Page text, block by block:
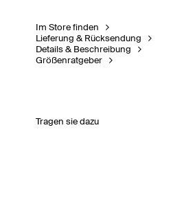
Im Store finden
Lieferung & Rücksendung
Details & Beschreibung
Größenratgeber
Tragen sie dazu